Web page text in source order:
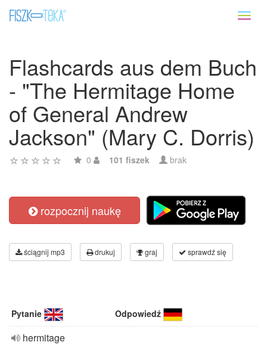
Flashcards aus dem Buch
- "The Hermitage Home
of General Andrew
Jackson" (Mary C. Dorris)
0 101 fiszek brak
rozpocznij naukę
ściągnij mp3 drukuj graj sprawdź się
Pytanie Odpowiedź
hermitage